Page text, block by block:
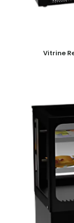
Vitrine